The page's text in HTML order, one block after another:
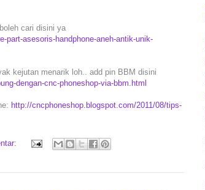
cari disini ya
part-asesoris-handphone-aneh-antik-unik-
kejutan menarik loh.. add pin BBM disini
dengan-cnc-phoneshop-via-bbm.html
http://cncphoneshop.blogspot.com/2011/08/tips-